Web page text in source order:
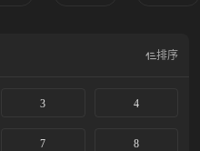
的陈异向苗靖告白，两人终成眷属。
排序
3 4
7 8